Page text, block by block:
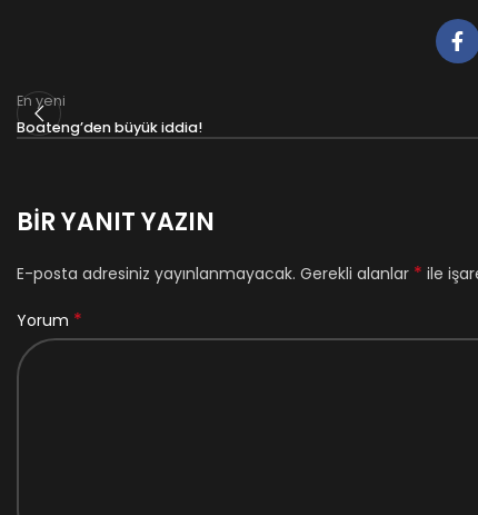
En yeni
Boateng’den büyük iddia!
BIR YANIT YAZIN
E-posta adresiniz yayınlanmayacak. Gerekli alanlar * ile
Yorum *